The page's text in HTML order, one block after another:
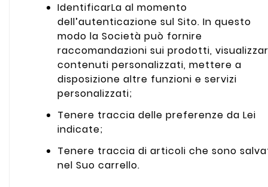
IdentificarLa al momento
dell’autenticazione sul Sito. In questo
modo la Società può fornire
raccomandazioni sui prodotti,
contenuti personalizzati, mettere a
disposizione altre funzioni e servizi
personalizzati;
Tenere traccia delle preferenze da Lei
indicate;
Tenere traccia di articoli che sono
nel Suo carrello.